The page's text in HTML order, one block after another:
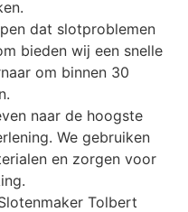
dat slotproblemen
bieden wij een snelle
om binnen 30
naar de hoogste
We gebruiken
en zorgen voor
Tolbert